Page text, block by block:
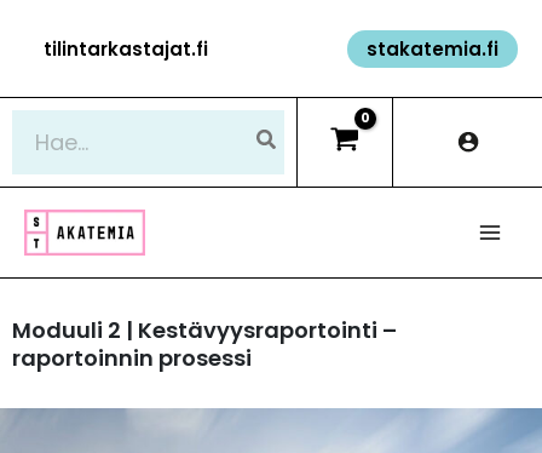
sisältöön
tilintarkastajat.fi stakatemia.fi
Moduuli 2 | Kestävyysraportointi –
raportoinnin prosessi